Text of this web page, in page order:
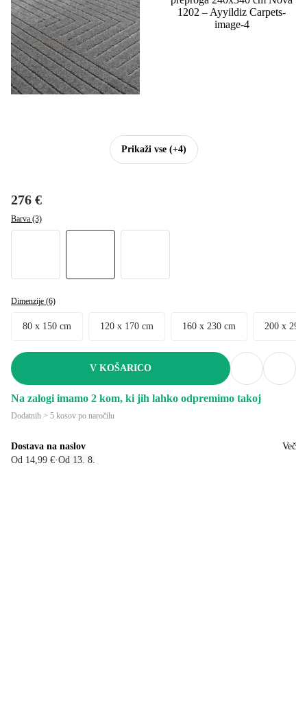
Prikaži vse (+4)
276 €
Barva (3)
Dimenzije (6)
80 x 150 cm 120 x 170 cm 160 x 230 cm 200 x 290
V KOŠARICO
Na zalogi imamo 2 kom, ki jih lahko odpremimo takoj
Dodatnih > 5 kosov po naročilu
Dostava na naslov
Od 14,99 €·Od 13. 8.
Več